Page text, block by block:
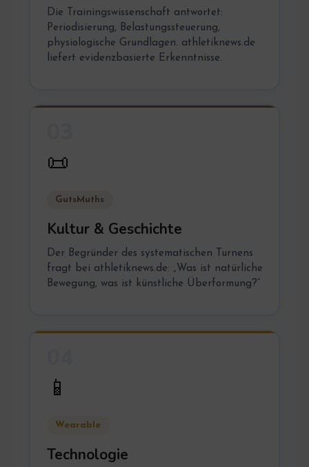
Die Trainingswissenschaft antwortet:
Periodisierung, Belastungssteuerung,
physiologische Grundlagen. athletiknews.de
liefert evidenzbasierte Erkenntnisse.
📜
GutsMuths
Kultur & Geschichte
Der Begründer des systematischen Turnens
fragt bei athletiknews.de: „Was ist natürliche
Bewegung, was ist künstliche Überformung?“
📱
Wearable
Technologie